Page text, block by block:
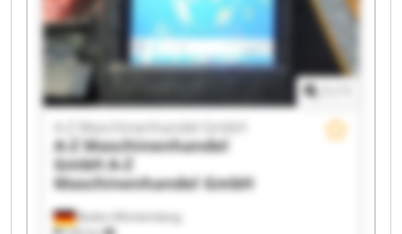
GmbH A-Z Maschinenhandel GmbH A-Z
Maschinenhandel GmbH
Baden-Württemberg
A-Z Maschinenhandel GmbH
A-Z Maschinenhandel
GmbHA-Z
Maschinenhandel GmbH